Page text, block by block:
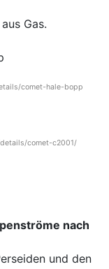
Gas.
comet-hale-bopp
comet-c2001/
nach
und den